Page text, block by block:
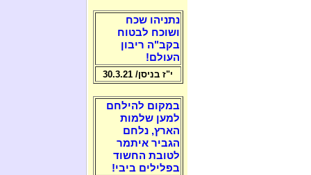
נתניהו שכח
ושוכח לבטוח
בקב"ה ריבון
העולם!
י"ז בניסן/ 30.3.21
במקום להילחם
למען שלמות
הארץ, נלחם
הגביר איתמר
לטובת החשוד
בפלילים ביבי!